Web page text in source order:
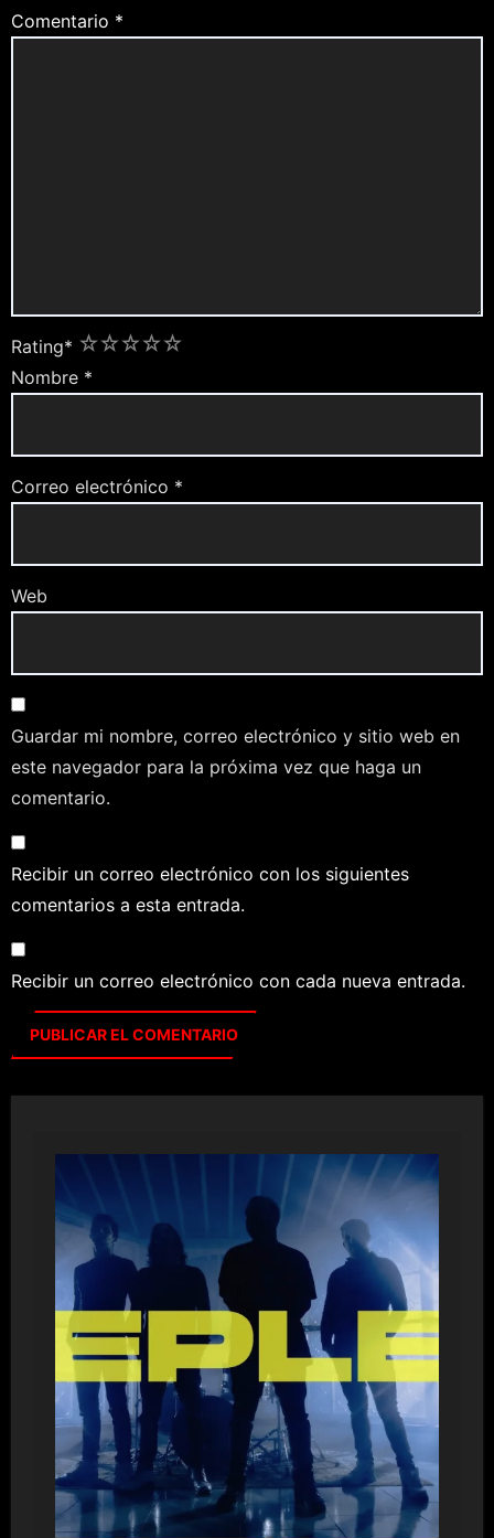
Comentario *
Rating* 5
4
3
2
1
Nombre *
Correo electrónico *
Web
Guardar mi nombre, correo electrónico y sitio web en
este navegador para la próxima vez que haga un
comentario.
Recibir un correo electrónico con los siguientes
comentarios a esta entrada.
Recibir un correo electrónico con cada nueva entrada.